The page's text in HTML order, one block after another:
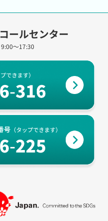
ールセンター
～17:30